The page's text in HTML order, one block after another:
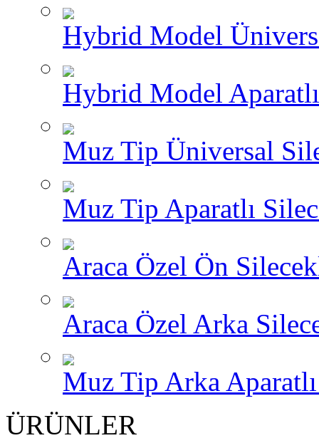
Hybrid Model
Hybrid Model
Muz Tip Üniversal
Muz Tip Aparatlı
Araca Özel Ön
Araca Özel Arka
Muz Tip Arka
ÜRÜNLER